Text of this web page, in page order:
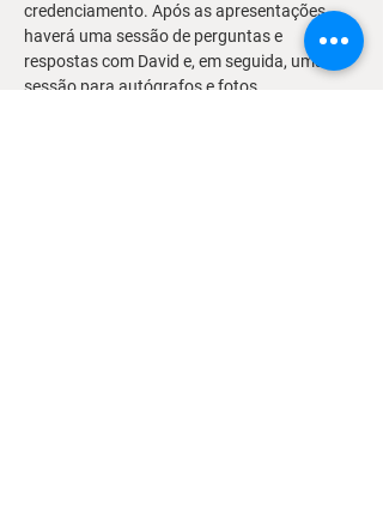
credenciamento. Após as apresentações,
haverá uma sessão de perguntas e
respostas com David e, em seguida, uma
sessão para autógrafos e fotos.